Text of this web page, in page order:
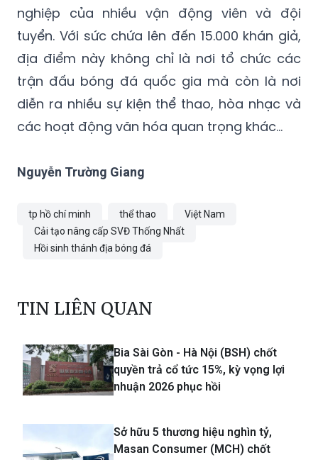
nghiệp của nhiều vận động viên và đội
tuyển. Với sức chứa lên đến 15.000 khán giả,
địa điểm này không chỉ là nơi tổ chức các
trận đấu bóng đá quốc gia mà còn là nơi
diễn ra nhiều sự kiện thể thao, hòa nhạc và
các hoạt động văn hóa quan trọng khác…
Nguyễn Trường Giang
tp hồ chí minh thể thao
Việt Nam
Cải tạo nâng cấp SVĐ Thống Nhất
Hồi sinh thánh địa bóng đá
TIN LIÊN QUAN
Bia Sài Gòn - Hà Nội (BSH) chốt
quyền trả cổ tức 15%, kỳ vọng lợi
nhuận 2026 phục hồi
Sở hữu 5 thương hiệu nghìn tỷ,
Masan Consumer (MCH) chốt